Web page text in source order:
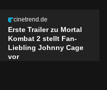
cinetrend.de
Erste Trailer zu Mortal
Kombat 2 stellt Fan-
Liebling Johnny Cage
vor